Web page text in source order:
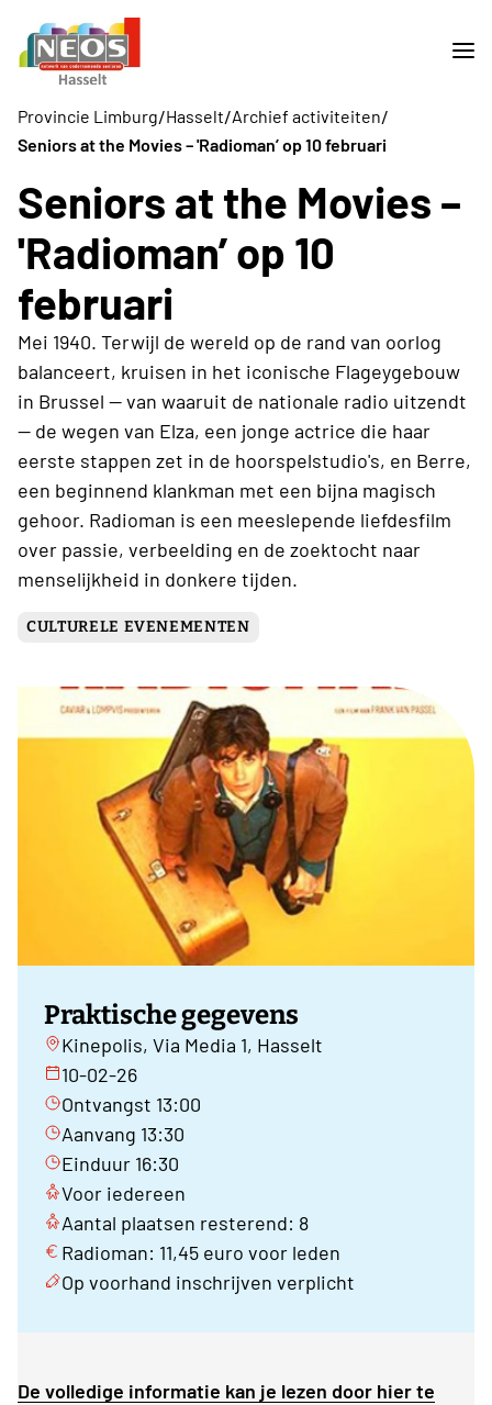
Provincie Limburg/Hasselt/Archief activiteiten/
Seniors at the Movies – 'Radioman’ op 10 februari
Seniors at the Movies –
'Radioman’ op 10
februari
Mei 1940. Terwijl de wereld op de rand van oorlog
balanceert, kruisen in het iconische Flageygebouw
in Brussel — van waaruit de nationale radio uitzendt
— de wegen van Elza, een jonge actrice die haar
eerste stappen zet in de hoorspelstudio's, en Berre,
een beginnend klankman met een bijna magisch
gehoor. Radioman is een meeslepende liefdesfilm
over passie, verbeelding en de zoektocht naar
menselijkheid in donkere tijden.
CULTURELE EVENEMENTEN
Praktische gegevens
Kinepolis, Via Media 1, Hasselt
10-02-26
Ontvangst 13:00
Aanvang 13:30
Einduur 16:30
Voor iedereen
Aantal plaatsen resterend: 8
Radioman: 11,45 euro voor leden
Op voorhand inschrijven verplicht
De volledige informatie kan je lezen door hier te